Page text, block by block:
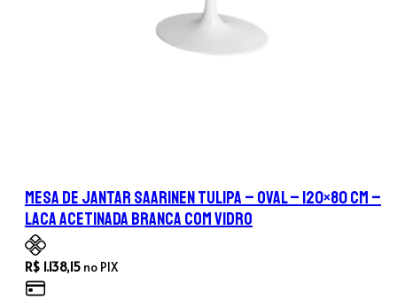
Mesa de Jantar Saarinen Tulipa – Oval – 120×80 cm –
Laca Acetinada Branca com Vidro
R$ 1.138,15 no PIX